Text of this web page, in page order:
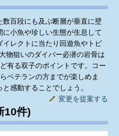
百段にも及ぶ断層が垂直に壁
小魚や珍しい生態が生息して
レクトに当たり回遊魚やトビ
物狙いのダイバー必潜の岩骨は
有る双子のポイントです。コー
ベテランの方までが楽しめま
感動することでしょう。
変更を提案する
10件)